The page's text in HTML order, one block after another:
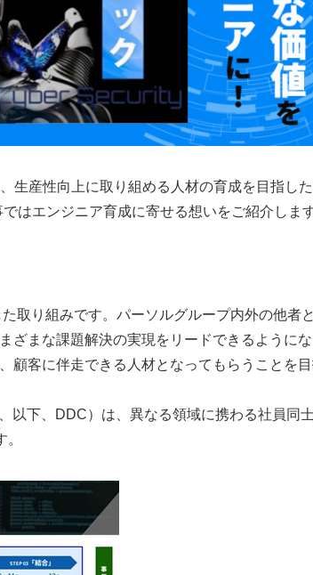
生産性向上に取り組める人材の育成を目指し
はエンジニア育成に寄せる想いをご紹介します
取り組みです。パーソルグループ内外の他者
ざまな課題解決の実現をリードできるようにな
顧客に伴走できる人材となってもらうことを
以下、DDC）は、異なる領域に携わる社員同